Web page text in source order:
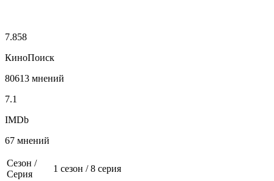
7.858
КиноПоиск
80613 мнений
7.1
IMDb
67 мнений
Сезон /
Серия
1 сезон /8 серия